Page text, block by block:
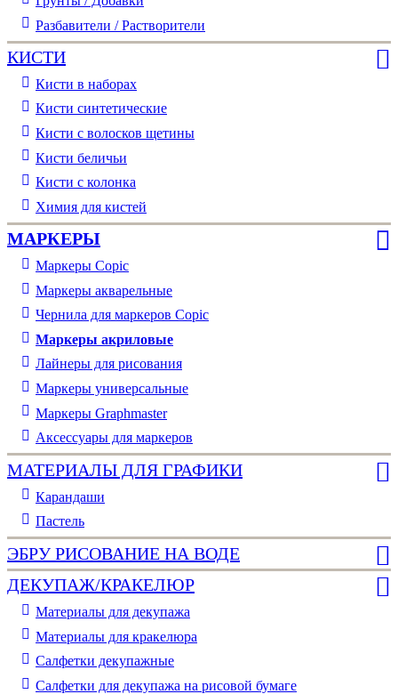
Разбавители / Растворители
КИСТИ
Кисти в наборах
Кисти синтетические
Кисти с волосков щетины
Кисти беличьи
Кисти с колонка
Химия для кистей
МАРКЕРЫ
Маркеры Copic
Маркеры акварельные
Чернила для маркеров Copic
Маркеры акриловые
Лайнеры для рисования
Маркеры универсальные
Маркеры Graphmaster
Аксессуары для маркеров
МАТЕРИАЛЫ ДЛЯ ГРАФИКИ
Карандаши
Пастель
ЭБРУ РИСОВАНИЕ НА ВОДЕ
ДЕКУПАЖ/КРАКЕЛЮР
Материалы для декупажа
Материалы для кракелюра
Cалфетки декупажные
Салфетки для декупажа на рисовой бумаге